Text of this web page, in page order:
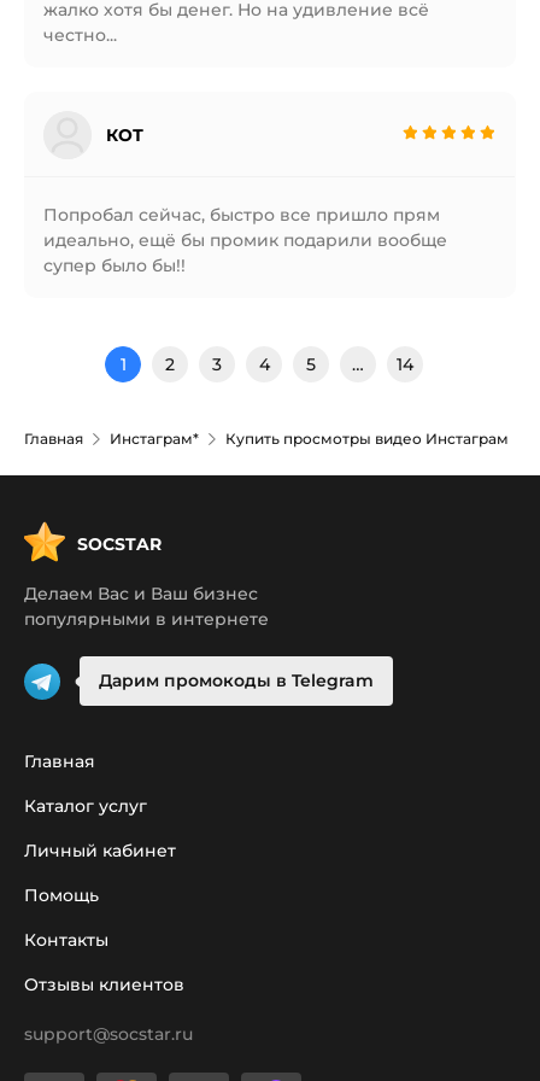
жалко хотя бы денег. Но на удивление всё
честно...
КОТ
Попробал сейчас, быстро все пришло прям
идеально, ещё бы промик подарили вообще
супер было бы!!
1 2 3 4 5 … 14
Главная Инстаграм* Купить просмотры видео Инстаграм
SOCSTAR
Делаем Вас и Ваш бизнес
популярными в интернете
Дарим промокоды в Telegram
Главная
Каталог услуг
Личный кабинет
Помощь
Контакты
Отзывы клиентов
support@socstar.ru